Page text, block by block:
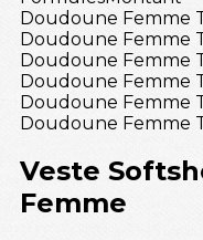
Doudoune Femme
Doudoune Femme
Doudoune Femme
Doudoune Femme
Doudoune Femme
Doudoune Femme
Veste
Femme